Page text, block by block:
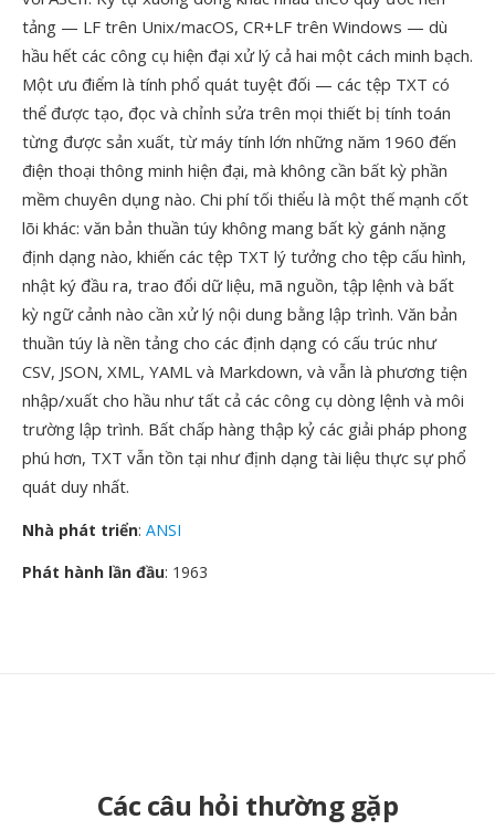
tảng — LF trên Unix/macOS, CR+LF trên Windows — dù
hầu hết các công cụ hiện đại xử lý cả hai một cách minh bạch.
Một ưu điểm là tính phổ quát tuyệt đối — các tệp TXT có
thể được tạo, đọc và chỉnh sửa trên mọi thiết bị tính toán
từng được sản xuất, từ máy tính lớn những năm 1960 đến
điện thoại thông minh hiện đại, mà không cần bất kỳ phần
mềm chuyên dụng nào. Chi phí tối thiểu là một thế mạnh cốt
lõi khác: văn bản thuần túy không mang bất kỳ gánh nặng
định dạng nào, khiến các tệp TXT lý tưởng cho tệp cấu hình,
nhật ký đầu ra, trao đổi dữ liệu, mã nguồn, tập lệnh và bất
kỳ ngữ cảnh nào cần xử lý nội dung bằng lập trình. Văn bản
thuần túy là nền tảng cho các định dạng có cấu trúc như
CSV, JSON, XML, YAML và Markdown, và vẫn là phương tiện
nhập/xuất cho hầu như tất cả các công cụ dòng lệnh và môi
trường lập trình. Bất chấp hàng thập kỷ các giải pháp phong
phú hơn, TXT vẫn tồn tại như định dạng tài liệu thực sự phổ
quát duy nhất.
Nhà phát triển: ANSI
Phát hành lần đầu: 1963
Các câu hỏi thường gặp